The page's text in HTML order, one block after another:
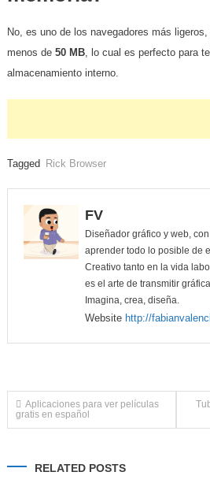
​No, es uno de los navegadores más
menos de 50 MB, lo cual es perfecto para
almacenamiento interno.
Tagged Rick Browser
FV
Diseñador gráfico y web,
aprender todo lo posible de
Creativo tanto en la vida
es el arte de transmitir
Imagina, crea, diseña.
Website http://
Navegación
Aplicaciones para ver películas
gratis en español
RELATED POSTS